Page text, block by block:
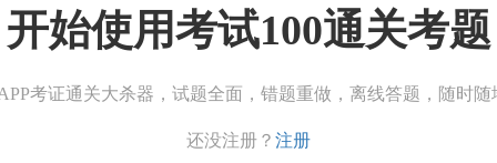
开始使用考试100通关考题
考证通关大杀器，试题全面，错题重做，离线答题，随时随
还没注册？ 注册